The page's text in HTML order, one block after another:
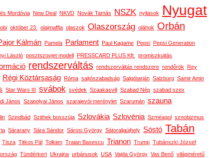
Mordóvia New Deal NKVD Novák Tamás NSZK nyilasok Nyugat
október 23. olajmaffia olaszok Olaszország oláhok Orbán
Kálmán Pamela Parlament Paul Kagame Pepsi Pepsi Generation
László posztszovjet modell PRESSCARD PLUS Kft.
promiszkuitás
rendszerváltás rendszerváltás rendszere rendőrök Rey
Régi Köztársaság Róma sajtószabadság Salgótarján Salzburg Samir Amin
Star Wars III svábok svédek Szaakasvili Szabad Nép szabad szex
János Szapolyai János szarajevói merénylet Szarumán szauna
Szindbád Szithek bosszúja Szlovákia Szlovénia Szméagol sznobizmus
Sárarany Sára Sándor Sárosi György Sátoraljaújhely Sóstó Tabán
Tisza Titkos Pál Tolkien Traian Basescu Trianon Trump Tubánszki József
Tündérkert Ukrajna urbánusok USA Vajda György Vas Benő világméretű